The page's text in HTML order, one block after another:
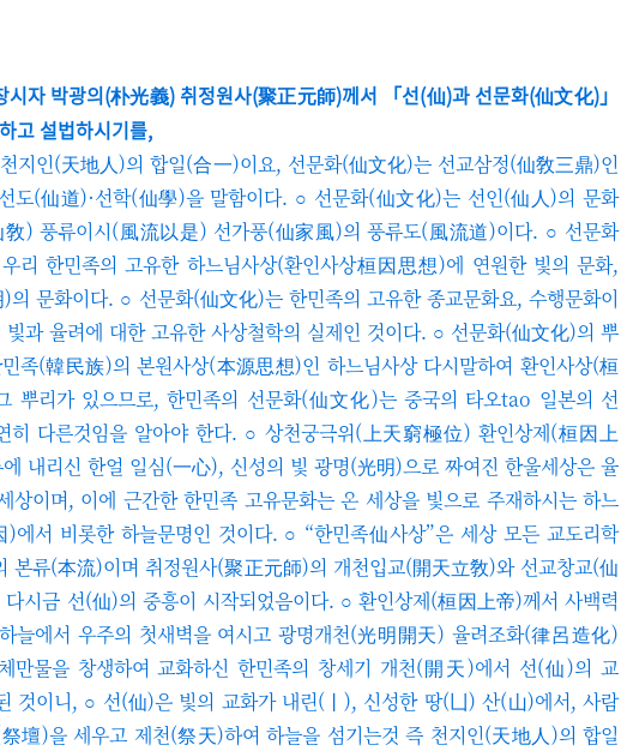
시자 박광의(朴光義) 취정원사(聚正元師)께서 「선(仙)과 선문화(仙文化)」
고 설법하시기를,
천지인(天地人)의 합일(合一)이요, 선문화(仙文化)는 선교삼정(仙敎三鼎)인
도(仙道)·선학(仙學)을 말함이다. ○ 선문화(仙文化)는 선인(仙人)의 문화
敎) 풍류이시(風流以是) 선가풍(仙家風)의 풍류도(風流道)이다. ○ 선문화
리 한민족의 고유한 하느님사상(환인사상桓因思想)에 연원한 빛의 문화,
의 문화이다. ○ 선문화(仙文化)는 한민족의 고유한 종교문화요, 수행문화이
빛과 율려에 대한 고유한 사상철학의 실제인 것이다. ○ 선문화(仙文化)의 뿌
족(韓民族)의 본원사상(本源思想)인 하느님사상 다시말하여 환인사상(桓
뿌리가 있으므로, 한민족의 선문화(仙文化)는 중국의 타오tao 일본의 선
히 다른것임을 알아야 한다. ○ 상천궁극위(上天窮極位) 환인상제(桓因上
내리신 한얼 일심(一心), 신성의 빛 광명(光明)으로 짜여진 한울세상은 율
상이며, 이에 근간한 한민족 고유문화는 온 세상을 빛으로 주재하시는 하느
에서 비롯한 하늘문명인 것이다. ○ “​한민족仙사상”은 세상 모든 교도리학
본류(本流)이며 취정원사(聚正元師)의 개천입교(開天立敎)와 선교창교(仙
시금 선(仙)의 중흥이 시작되었음이다. ○ 환인상제(桓因上帝)께서 사백력
늘에서 우주의 첫새벽을 여시고 광명개천(光明開天) 율려조화(律呂造化)
만물을 창생하여 교화하신 한민족의 창세기 개천(開天)에서 선(仙)의 교
것이니, ○ 선(仙)은 빛의 교화가 내린(丨), 신성한 땅(凵) 산(山)에서, 사람
壇)을 세우고 제천(祭天)하여 하늘을 섬기는것 즉 천지인(天地人)의 합일